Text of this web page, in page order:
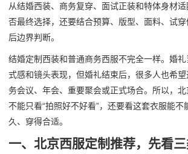
从结婚西装、商务复穿、面试正装和特体身材
否最终选择，还要结合预算、版型、面料、试
后边界判断。
结婚定制西装和普通商务西服不完全一样。婚
式感和镜头表现，但婚礼结束后，很多人也希
务会议、年会、重要聚会或正式场合。所以，
不能只看“拍照好不好看”，还要看这套衣服能不
久、穿得合适。
一、北京西服定制推荐，先看